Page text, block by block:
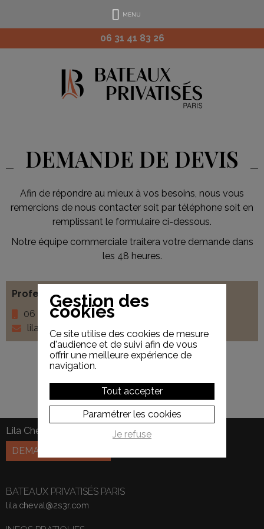
MENU
06 31 41 83 26
DEMANDE DE DEVIS
Afin de répondre au mieux à vos besoins, nous vous
remercions de nous contacter soit par téléphone soit en
remplissant le formulaire ci-dessous.
Notre équipe commerciale traitera votre demande dans
les 48 heures.
Professionnel
: Lila Cheval
06 31 41 83 26
lila.cheval@2s3r.com
Lila Cheval
06 31 41 83 26
DEMANDE DE DEVIS
BATEAUX PRIVATISÉS PARIS
lila.cheval@2s3r.com
Gestion des
cookies
Ce site utilise des cookies de mesure
d'audience et de suivi afin de vous
offrir une meilleure expérience de
navigation.
Tout accepter
Paramétrer les cookies
Je refuse